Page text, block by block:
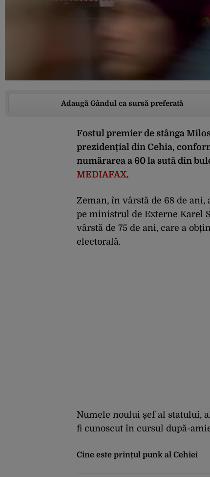
Adaugă Gândul ca sursă preferată
Fostul premier de stânga
prezidențial din Cehia,
numărarea a 60 la sută din
MEDIAFAX.
Zeman, în vârstă de 68 de
pe ministrul de Externe Karel
vârstă de 75 de ani, care a
electorală.
Numele noului șef al statului,
fi cunoscut în cursul după-
Cine este prințul punk al Cehiei